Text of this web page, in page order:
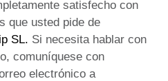
satisfecho con
que usted pide de
SL. Si necesita hablar con
comuníquese con
electrónico a